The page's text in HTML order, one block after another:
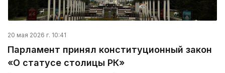
20 мая 2026 г. 10:41
Парламент принял конституционный закон
«О статусе столицы РК»